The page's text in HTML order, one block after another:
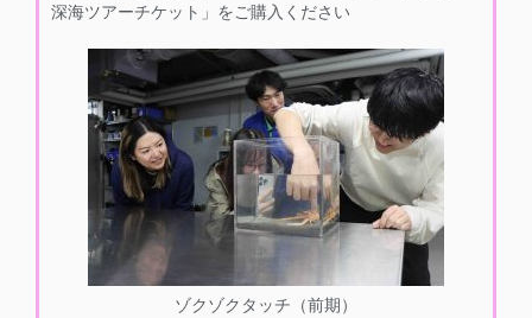
深海ツアーチケット」をご購入ください
ゾクゾクタッチ（前期）